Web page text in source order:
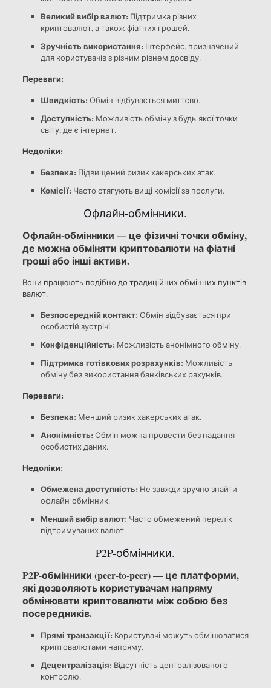
Великий вибір валют: Підтримка різних
криптовалют, а також фіатних грошей.
Зручність використання: Інтерфейс, призначений
для користувачів з різним рівнем досвіду.
Переваги:
Швидкість: Обмін відбувається миттєво.
Доступність: Можливість обміну з будь-якої точки
світу, де є інтернет.
Недоліки:
Безпека: Підвищений ризик хакерських атак.
Комісії: Часто стягують вищі комісії за послуги.
Офлайн-обмінники.
Офлайн-обмінники — це фізичні точки обміну,
де можна обміняти криптовалюти на фіатні
гроші або інші активи.
Вони працюють подібно до традиційних обмінних пунктів
валют.
Безпосередній контакт: Обмін відбувається при
особистій зустрічі.
Конфіденційність: Можливість анонімного обміну.
Підтримка готівкових розрахунків: Можливість
обміну без використання банківських рахунків.
Переваги:
Безпека: Менший ризик хакерських атак.
Анонімність: Обмін можна провести без надання
особистих даних.
Недоліки:
Обмежена доступність: Не завжди зручно знайти
офлайн-обмінник.
Менший вибір валют: Часто обмежений перелік
підтримуваних валют.
P2P-обмінники.
P2P-обмінники (peer-to-peer) — це платформи,
які дозволяють користувачам напряму
обмінювати криптовалюти між собою без
посередників.
Прямі транзакції: Користувачі можуть обмінюватися
криптовалютами напряму.
Децентралізація: Відсутність централізованого
контролю.